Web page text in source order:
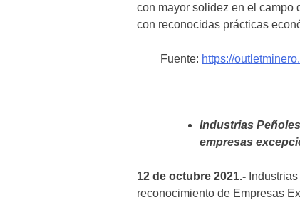
con mayor solidez en el campo
con reconocidas prácticas
Fuente: https://
Industrias
empresas
12 de octubre 2021.-
reconocimiento de Empresas